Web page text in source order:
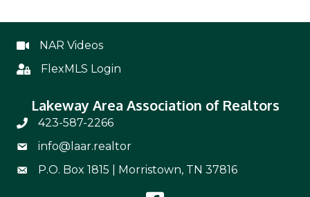
NAR Videos
NAR Videos
Flex
FlexMLS Login
Lakeway Area Association of Realtors
Phone Number 423-587-2266
423-587-2266
Email Address info@laar.realtor
info@laar.realtor
Mailing Address
P.O. Box 1815 | Morristown, TN 37816